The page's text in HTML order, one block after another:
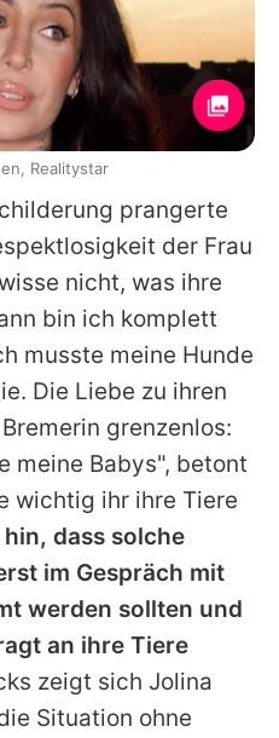
prangerte
der Frau
wisse nicht, was ihre
bin ich komplett
musste meine Hunde
Die Liebe zu ihren
grenzenlos:
meine Babys", betont
wichtig ihr ihre Tiere
dass solche
im Gespräch mit
werden sollten und
an ihre Tiere
zeigt sich Jolina
Situation ohne
Realitystar